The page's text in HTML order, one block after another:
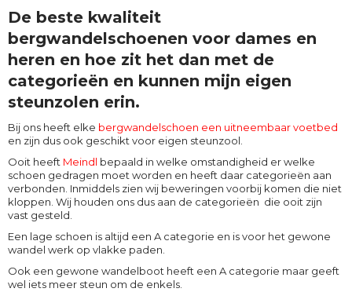
De beste kwaliteit
bergwandelschoenen voor dames en
heren en hoe zit het dan met de
categorieën en kunnen mijn eigen
steunzolen erin.
Bij ons heeft elke bergwandelschoen een uitneembaar voetbed
en zijn dus ook geschikt voor eigen steunzool.
Ooit heeft Meindl bepaald in welke omstandigheid er welke
schoen gedragen moet worden en heeft daar categorieën aan
verbonden. Inmiddels zien wij beweringen voorbij komen die niet
kloppen. Wij houden ons dus aan de categorieën die ooit zijn
vast gesteld.
Een lage schoen is altijd een A categorie en is voor het gewone
wandel werk op vlakke paden.
Ook een gewone wandelboot heeft een A categorie maar geeft
wel iets meer steun om de enkels.